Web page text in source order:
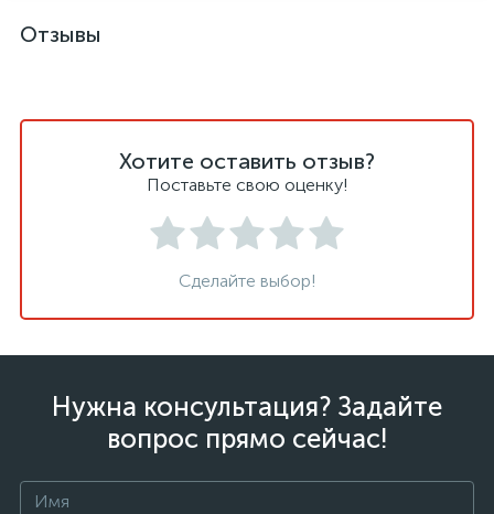
Отзывы
Хотите оставить отзыв?
Поставьте свою оценку!
Сделайте выбор!
Нужна консультация? Задайте
вопрос прямо сейчас!